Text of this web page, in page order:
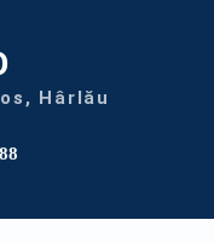
Hârlău